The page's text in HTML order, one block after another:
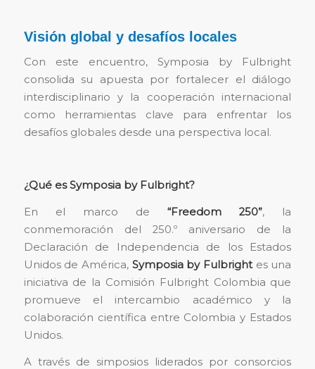
Visión global y desafíos locales
Con este encuentro, Symposia by Fulbright
consolida su apuesta por fortalecer el diálogo
interdisciplinario y la cooperación internacional
como herramientas clave para enfrentar los
desafíos globales desde una perspectiva local.
¿Qué es Symposia by Fulbright?
En el marco de“Freedom 250”, la
conmemoración del 250.º aniversario de la
Declaración de Independencia de los Estados
Unidos de América, Symposia by Fulbrightes una
iniciativa de la Comisión Fulbright Colombia que
promueve el intercambio académico y la
colaboración científica entre Colombia y Estados
Unidos.
A través de simposios liderados por consorcios